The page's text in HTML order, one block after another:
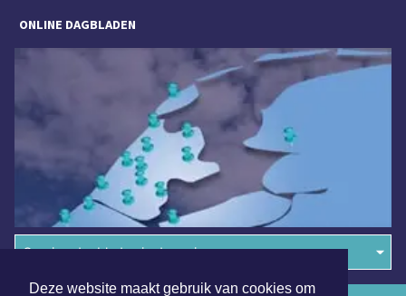
Deze website maakt gebruik van cookies om
ONLINE DAGBLADEN
Overige dagbladen in de regio